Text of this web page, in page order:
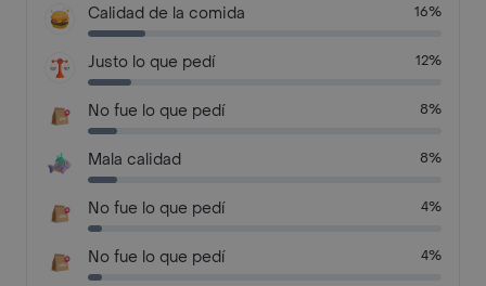
Calidad de la comida 16%
Justo lo que pedí 12%
No fue lo que pedí 8%
Mala calidad 8%
No fue lo que pedí 4%
No fue lo que pedí 4%